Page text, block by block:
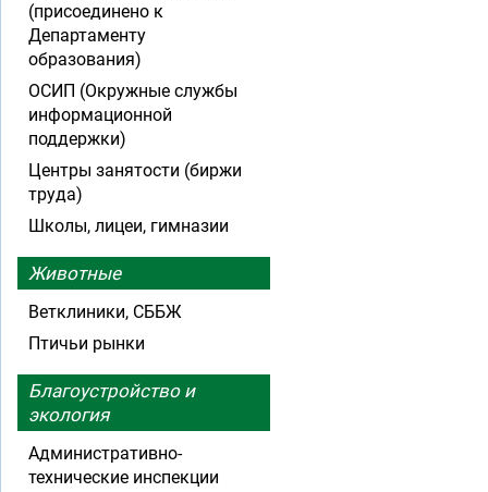
(присоединено к
Департаменту
образования)
ОСИП (Окружные службы
информационной
поддержки)
Центры занятости (биржи
труда)
Школы, лицеи, гимназии
Животные
Ветклиники, СББЖ
Птичьи рынки
Благоустройство и
экология
Административно-
технические инспекции